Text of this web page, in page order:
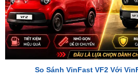
So Sánh VinFast VF2 Với